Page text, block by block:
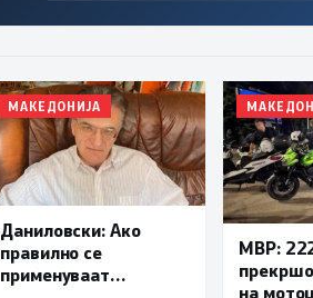
МАКЕДОНИЈА
Даниловски: Ако
правилно се
применуваат
МВР:
на